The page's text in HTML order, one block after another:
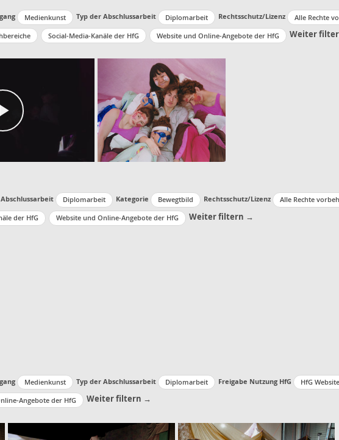
Medienkunst Typ der Abschlussarbeit Diplomarbeit Rechtsschutz/Lizenz Alle Rechte
Social-Media-Kanäle der HfG Website und Online-Angebote der HfG Weiter
Diplomarbeit Kategorie Bewegtbild Rechtsschutz/Lizenz Alle Rechte
der HfG Website und Online-Angebote der HfG Weiter filtern →
Medienkunst Typ der Abschlussarbeit Diplomarbeit Freigabe Nutzung HfG HfG Website
Angebote der HfG Weiter filtern →